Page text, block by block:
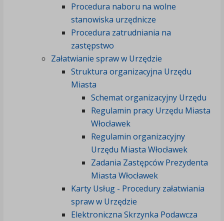
Procedura naboru na wolne
stanowiska urzędnicze
Procedura zatrudniania na
zastępstwo
Załatwianie spraw w Urzędzie
Struktura organizacyjna Urzędu
Miasta
Schemat organizacyjny Urzędu
Regulamin pracy Urzędu Miasta
Włocławek
Regulamin organizacyjny
Urzędu Miasta Włocławek
Zadania Zastępców Prezydenta
Miasta Włocławek
Karty Usług - Procedury załatwiania
spraw w Urzędzie
Elektroniczna Skrzynka Podawcza